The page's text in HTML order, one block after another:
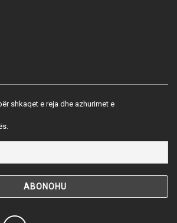
shkaqet e reja dhe azhurimet e